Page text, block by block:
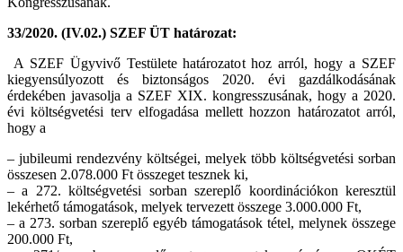
33/2020. (IV.02.) SZEF ÜT határozat:
A SZEF Ügyvivő Testülete határozatot hoz arról, hogy a SZEF
kiegyensúlyozott és biztonságos 2020. évi gazdálkodásának
érdekében javasolja a SZEF XIX. kongresszusának, hogy a 2020.
évi költségvetési terv elfogadása mellett hozzon határozatot arról,
hogy a
– jubileumi rendezvény költségei, melyek több költségvetési sorban
összesen 2.078.000 Ft összeget tesznek ki,
– a 272. költségvetési sorban szereplő koordinációkon keresztül
lekérhető támogatások, melyek tervezett összege 3.000.000 Ft,
– a 273. sorban szereplő egyéb támogatások tétel, melynek összege
200.000 Ft,